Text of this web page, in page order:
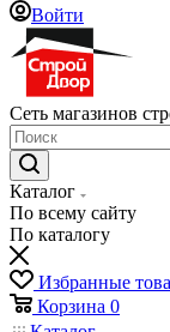
Войти
Сеть магазинов
Каталог
По всему сайту
По каталогу
Избранные
Корзина 0